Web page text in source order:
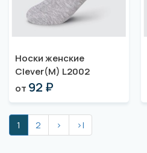
Носки женские
Clever(M) L2002
от 92 ₽
1 2 > >|